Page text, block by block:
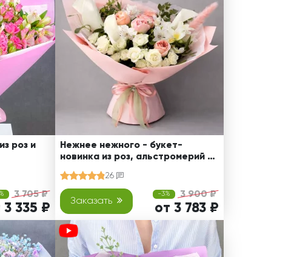
роз и
3 705 ₽
3 335 ₽
Нежнее нежного - букет-
новинка из роз, альстромерий и
26
Заказать
-3% 3 900 ₽
от 3 783 ₽